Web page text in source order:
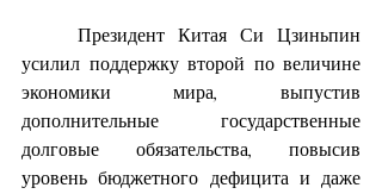
усилил поддержку второй по величине
экономики мира, выпустив
дополнительные государственные
долговые обязательства, повысив
уровень бюджетного дефицита и даже